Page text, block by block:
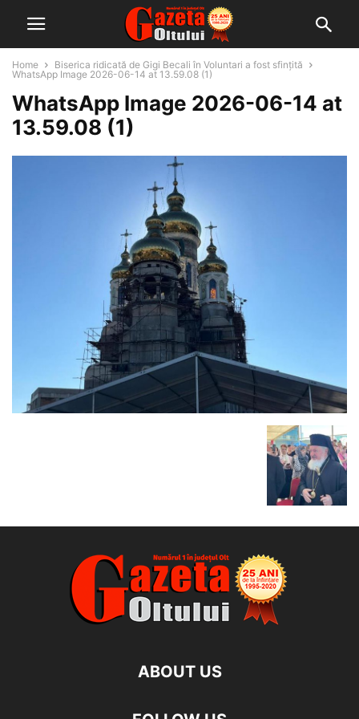
Home
Biserica ridicată de Gigi Becali în Voluntari a fost sfințită
WhatsApp Image 2026-06-14 at 13.59.08 (1)
WhatsApp Image 2026-06-14 at
13.59.08 (1)
ABOUT US